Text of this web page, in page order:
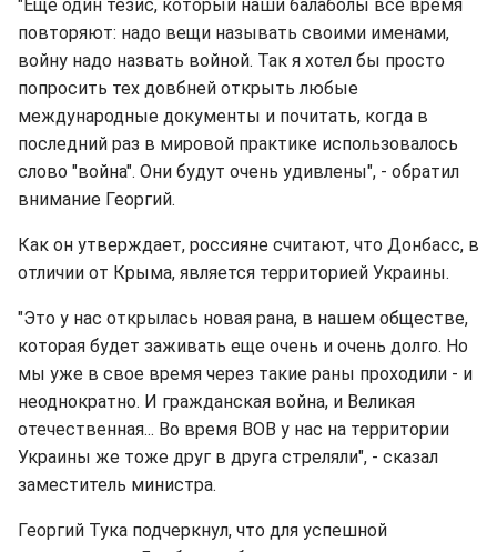
"Еще один тезис, который наши балаболы все время
повторяют: надо вещи называть своими именами,
войну надо назвать войной. Так я хотел бы просто
попросить тех довбней открыть любые
международные документы и почитать, когда в
последний раз в мировой практике использовалось
слово "война". Они будут очень удивлены", - обратил
внимание Георгий.
Как он утверждает, россияне считают, что Донбасс, в
отличии от Крыма, является территорией Украины.
"Это у нас открылась новая рана, в нашем обществе,
которая будет заживать еще очень и очень долго. Но
мы уже в свое время через такие раны проходили - и
неоднократно. И гражданская война, и Великая
отечественная... Во время ВОВ у нас на территории
Украины же тоже друг в друга стреляли", - сказал
заместитель министра.
Георгий Тука подчеркнул, что для успешной